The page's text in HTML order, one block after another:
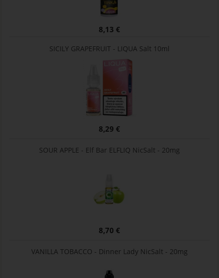
8,13 €
SICILY GRAPEFRUIT - LIQUA Salt 10ml
8,29 €
SOUR APPLE - Elf Bar ELFLIQ NicSalt - 20mg
8,70 €
VANILLA TOBACCO - Dinner Lady NicSalt - 20mg